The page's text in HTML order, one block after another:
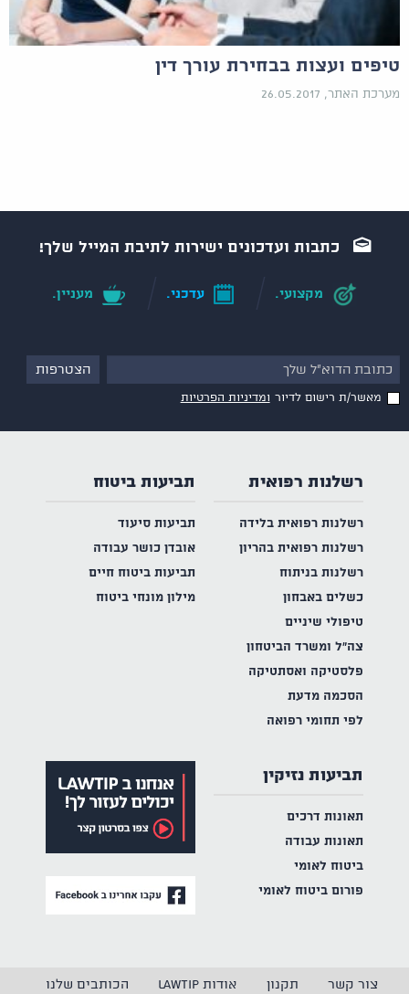
טיפים ועצות בבחירת עורך דין
מערכת האתר, 26.05.2017
כתבות ועדכונים ישירות לתיבת המייל שלך!
מקצועי. עדכני. מעניין.
מאשר/ת רישום לדיור ומדיניות הפרטיות
רשלנות רפואית
רשלנות רפואית בלידה
רשלנות רפואית בהריון
רשלנות בניתוח
כשלים באבחון
טיפולי שיניים
צה"ל ומשרד הביטחון
פלסטיקה ואסתטיקה
הסכמה מדעת
לפי תחומי רפואה
תביעות ביטוח
תביעות סיעוד
אובדן כושר עבודה
תביעות ביטוח חיים
מילון מונחי ביטוח
תביעות נזיקין
תאונות דרכים
תאונות עבודה
ביטוח לאומי
פורום ביטוח לאומי
צור קשר תקנון אודות LAWTIP הכותבים שלנו